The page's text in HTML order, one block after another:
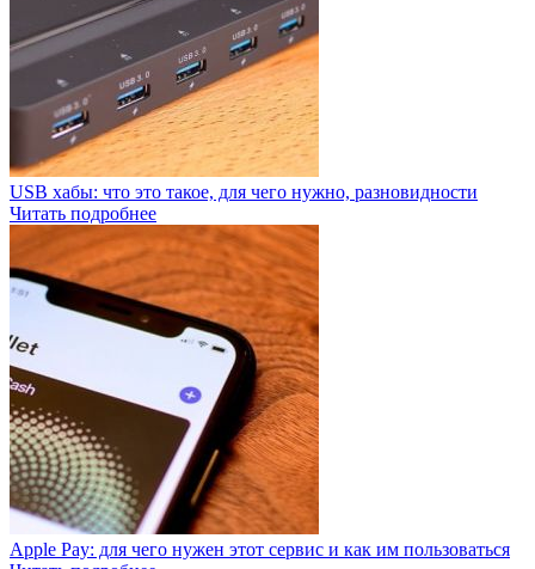
USB хабы: что это такое, для чего нужно, разновидности
Читать подробнее
Apple Pay: для чего нужен этот сервис и как им пользоваться